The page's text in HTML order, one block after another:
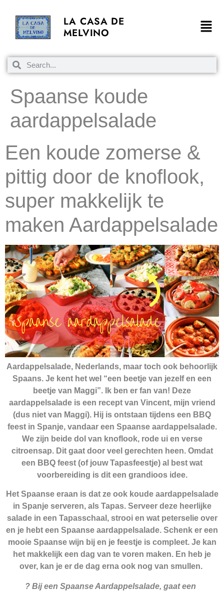
LA CASA DE
MELVINO
Spaanse koude
aardappelsalade
Een koude zomerse &
pittig door de knoflook,
super makkelijk te
maken Aardappelsalade
Aardappelsalade, Nederlands, maar toch ook behoorlijk
Spaans. Je kent het wel “een beetje van jezelf en een
beetje van Maggi”. Ik ben er fan van! Deze
aardappelsalade is een recept van Vincent, mijn vriend
(dus niet van Maggi). Hij is ontstaan tijdens een BBQ
feest in Spanje, vandaar een Spaanse aardappelsalade.
We zijn beide dol van knoflook, rode ui en verse
citroensap. Dit gaat door veel gerechten heen. Omdat
een BBQ feest (of jouw Tapasfeestje) al best wat
voorbereiding is dit een grandioos idee.
Het Spaanse eraan is dat ze ook koude aardappelsalade
in Spanje serveren, als Tapas. Serveer deze heerlijke
salade in een Tapasschaal, strooi en wat peterselie over
en je hebt een Spaanse aardappelsalade. Schenk er een
mooie Spaanse wijn bij en je feestje is compleet. Je kan
het makkelijk een dag van te voren maken. En heb je
over, kan je er de dag erna ook nog van smullen.
? Bij een Spaanse Aardappelsalade, gaat een